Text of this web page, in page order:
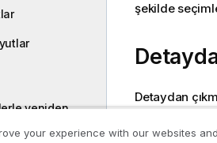
yeniden
şekilde
Detaydan
kullanılabilir.
boyutlarda
your experience with our websites